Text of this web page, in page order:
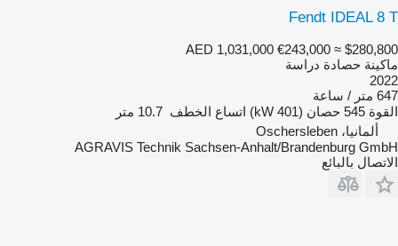
Fendt IDEAL 8 T
AED 1,031,000 €243,000 ≈ $280,800
ماكينة حصادة دراسة
2022
647 متر / ساعة
القوة 545 حصان (401 kW) اتساع الخطف 10.7 متر
ألمانيا، Oschersleben
AGRAVIS Technik Sachsen-Anhalt/Brandenburg GmbH
الاتصال بالبائع